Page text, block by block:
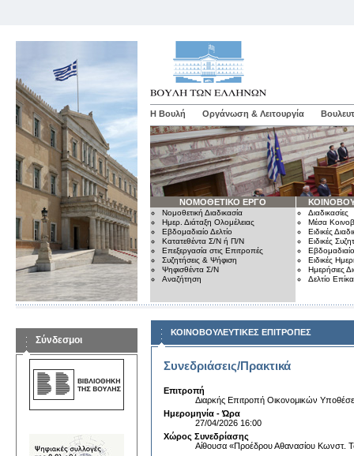
Η Βουλή Οργάνωση & Λειτουργία
ΝΟΜΟΘΕΤΙΚΟ ΕΡΓΟ
Νομοθετική Διαδικασία
Ημερ. Διάταξη Ολομέλειας
Εβδομαδιαίο Δελτίο
Κατατεθέντα Σ/Ν ή Π/Ν
Επεξεργασία στις Επιτροπές
Συζητήσεις & Ψήφιση
Ψηφισθέντα Σ/Ν
Αναζήτηση
Διαδικασίες
Μέσα
Ειδικές
Ειδικές
Εβδομαδιαίο
Ειδικές
Ημερήσιες
Δελτίο
Σύνδεσμοι
ΚΟΙΝΟΒΟΥΛΕΥΤΙΚΕΣ ΕΠΙΤΡΟΠΕΣ
Συνεδριάσεις/Πρακτικά
Επιτροπή
Διαρκής Επιτροπή Οικονομικών
Ημερομηνία - Ώρα
27/04/2026 16:00
Χώρος Συνεδρίασης
Αίθουσα «Προέδρου Αθανασίου Κωνστ.